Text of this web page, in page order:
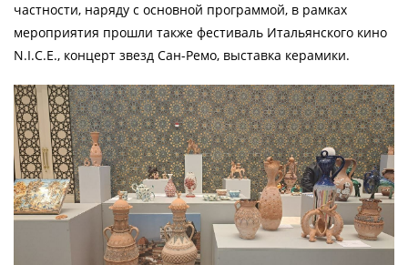
частности, наряду с основной программой, в рамках
мероприятия прошли также фестиваль Итальянского кино
N.I.C.E., концерт звезд Сан-Ремо, выставка керамики.